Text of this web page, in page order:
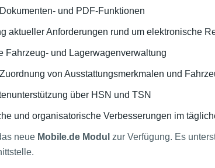
und PDF-Funktionen
aktueller Anforderungen rund um elektronische
Fahrzeug- und Lagerwagenverwaltung
von Ausstattungsmerkmalen und
über HSN und TSN
und organisatorische Verbesserungen im
neue Mobile.de Modul zur Verfügung. Es